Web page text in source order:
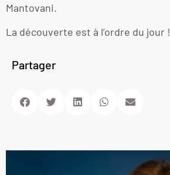
Mantovani.
La découverte est à l’ordre du jour !
Partager